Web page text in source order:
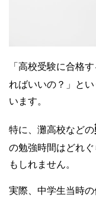
「高校受験に合格す
ればいいの？」と
います。
特に、灘高校などの
の勉強時間はどれ
もしれません。
実際、中学生当時